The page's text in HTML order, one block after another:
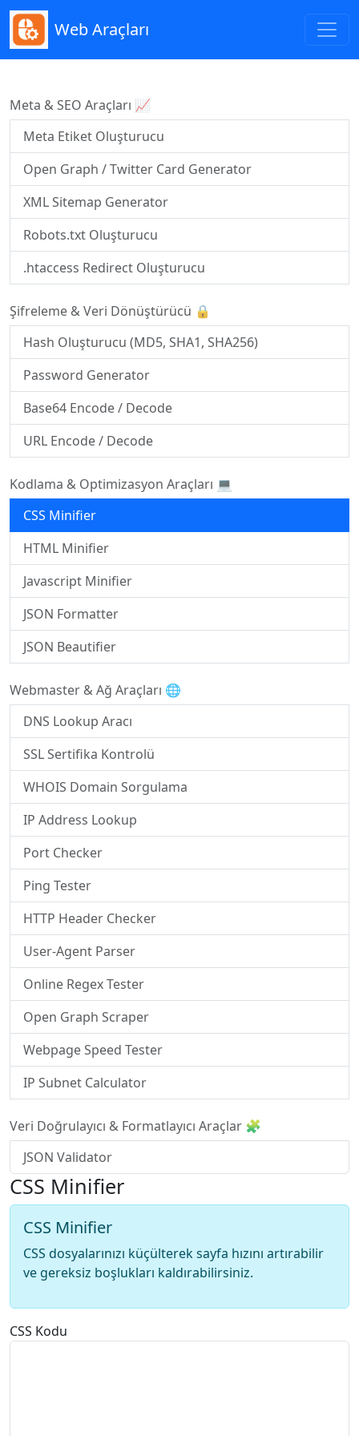
Web Araçları
Meta & SEO Araçları 📈
Meta Etiket Oluşturucu
Open Graph / Twitter Card Generator
XML Sitemap Generator
Robots.txt Oluşturucu
.htaccess Redirect Oluşturucu
Şifreleme & Veri Dönüştürücü 🔒
Hash Oluşturucu (MD5, SHA1, SHA256)
Password Generator
Base64 Encode / Decode
URL Encode / Decode
Kodlama & Optimizasyon Araçları 💻
CSS Minifier
HTML Minifier
Javascript Minifier
JSON Formatter
JSON Beautifier
Webmaster & Ağ Araçları 🌐
DNS Lookup Aracı
SSL Sertifika Kontrolü
WHOIS Domain Sorgulama
IP Address Lookup
Port Checker
Ping Tester
HTTP Header Checker
User-Agent Parser
Online Regex Tester
Open Graph Scraper
Webpage Speed Tester
IP Subnet Calculator
Veri Doğrulayıcı & Formatlayıcı Araçlar 🧩
JSON Validator
CSS Minifier
CSS Minifier
CSS dosyalarınızı küçülterek sayfa hızını artırabilir
ve gereksiz boşlukları kaldırabilirsiniz.
CSS Kodu